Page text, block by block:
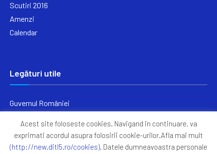
Scutiri 2016
Amenzi
Calendar
Legături utile
Guvernul României
Primăria Sectorul 5
Acest site foloseste cookies. Navigand in continuare, va
exprimati acordul asupra folosirii cookie-urilor.Afla mai mult
(http://new.ditl5.ro/cookies). Datele dumneavoastra personale